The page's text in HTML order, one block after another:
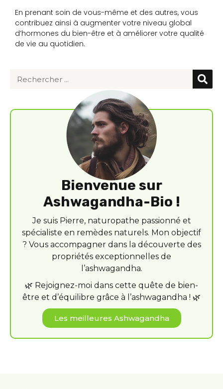
En prenant soin de vous-même et des autres, vous
contribuez ainsi à augmenter votre niveau global
d’hormones du bien-être et à améliorer votre qualité
de vie au quotidien.
Bienvenue sur
Ashwagandha-Bio !
Je suis Pierre, naturopathe passionné et
spécialiste en remèdes naturels. Mon objectif
? Vous accompagner dans la découverte des
propriétés exceptionnelles de
l’ashwagandha.
🌿 Rejoignez-moi dans cette quête de bien-
être et d’équilibre grâce à l’ashwagandha ! 🌿
Les meilleures Ashwagandha